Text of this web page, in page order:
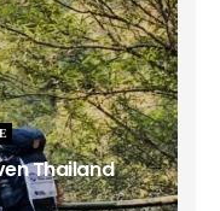
Thailand